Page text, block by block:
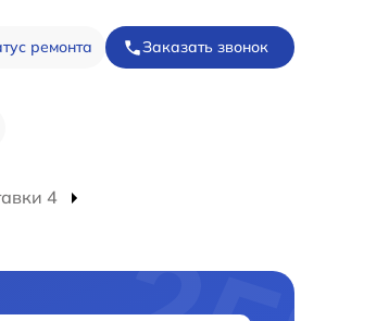
ремонта Заказать звонок
4